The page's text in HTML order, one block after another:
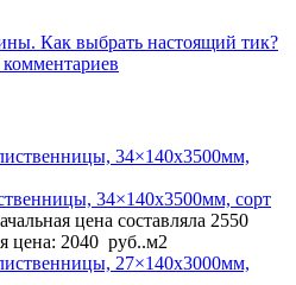
Как выбрать настоящий тик?
34×140x3500мм, сорт
цена составляла 2550
цена: 2040 руб..м2